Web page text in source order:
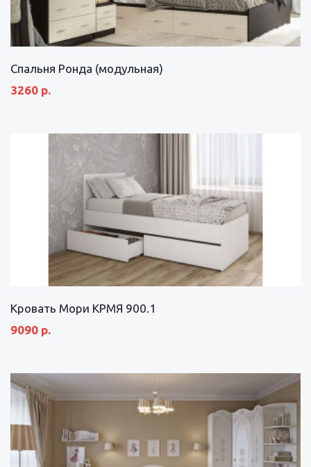
Спальня Ронда (модульная)
3260 р.
Кровать Мори КРМЯ 900.1
9090 р.